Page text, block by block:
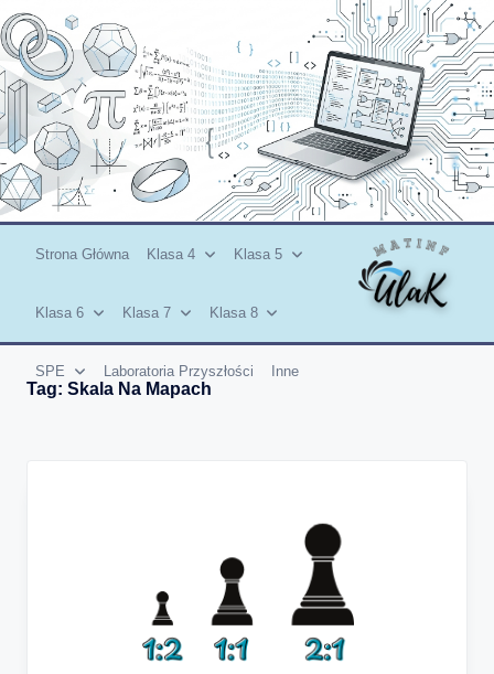
Skip
to
content
Strona Główna Klasa 4 Klasa 5
Klasa 6 Klasa 7 Klasa 8
SPE Laboratoria Przyszłości Inne
Tag: Skala Na Mapach